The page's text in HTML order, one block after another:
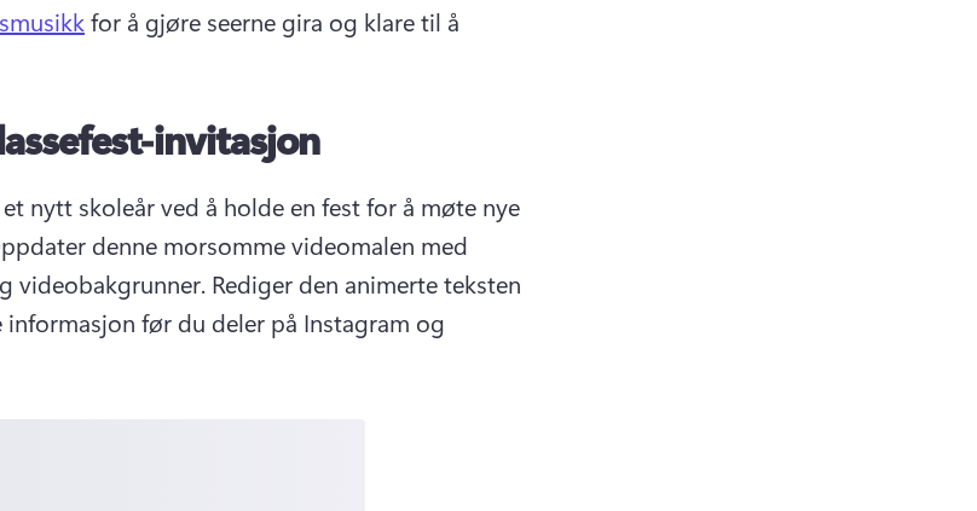
for å gjøre seerne gira og klare til å
invitasjon
nytt skoleår ved å holde en fest for å møte nye
denne morsomme videomalen med
videobakgrunner. Rediger den animerte teksten
før du deler på Instagram og